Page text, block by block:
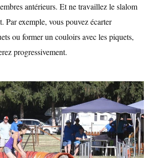
antérieurs. Et ne travaillez le slalom
Par exemple, vous pouvez écarter
ou former un couloirs avec les piquets,
progressivement.